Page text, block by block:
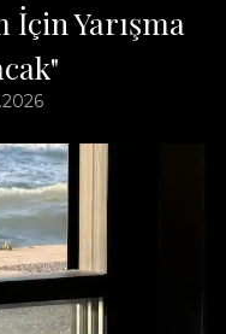
İçin Yarışma